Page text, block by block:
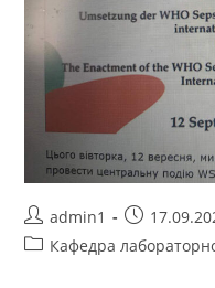
admin1
Кафедра